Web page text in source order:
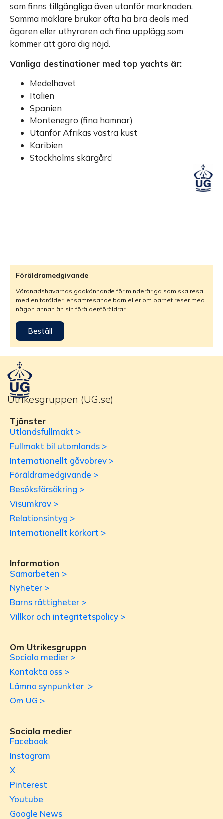
som finns tillgängliga även utanför marknaden.
Samma mäklare brukar ofta ha bra deals med
ägaren eller uthyraren och fina upplägg som
kommer att göra dig nöjd.
Vanliga destinationer med top yachts är:
Medelhavet
Italien
Spanien
Montenegro (fina hamnar)
Utanför Afrikas västra kust
Karibien
Stockholms skärgård
Föräldramedgivande
Vårdnadshavarnas godkännande för minderåriga som ska resa
med en förälder, ensamresande barn eller om barnet reser med
någon annan än sin förälder/föräldrar.
Beställ
Utrikesgruppen (UG.se)
Tjänster
Utlandsfullmakt >
Fullmakt bil utomlands >
Internationellt gåvobrev >
Föräldramedgivande >
Besöksförsäkring >
Visumkrav >
Relationsintyg >
Internationellt körkort >
Information
Samarbeten >
Nyheter >
Barns rättigheter >
Villkor och integritetspolicy >
Om Utrikesgruppn
Sociala medier >
Kontakta oss >
Lämna synpunkter >
Om UG >
Sociala medier
Facebook
Instagram
X
Pinterest
Youtube
Google News